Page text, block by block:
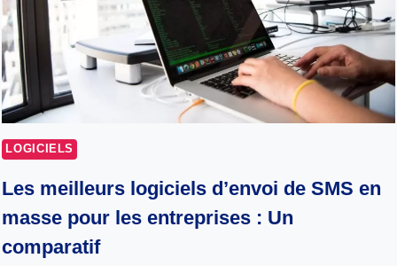
LOGICIELS
Les meilleurs logiciels d’envoi de SMS en
masse pour les entreprises : Un
comparatif